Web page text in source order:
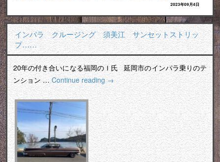
2023年09月4日
インパラ クルージング 須美江 サンセットストリッ
プ……
20年の付き合いになる福岡のＩ氏 延岡市のインパラ乗りのテ
ンション …Continue reading→